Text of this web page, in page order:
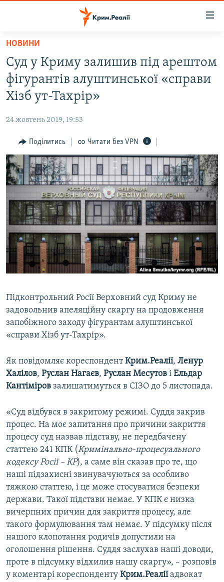
Перейти
основного
матеріалу
Перейти
до
основної
Перейти
до
пошуку
ВОДА.КРИМ
ВІДЕО ТА ФОТО
БЛОГИ
ПОГЛЯД
ІНТЕРВ'Ю
ВСЕ ЗА ДЕНЬ
СПЕЦПРОЕКТИ
ДЕПОРТАЦІЯ
ВІДЕОУРОКИ «ELIFBE»
СВІДЧЕННЯ ОКУПАЦІЇ
УКРАЇНСЬКА ПРОБЛЕМА КРИМУ
ЯК ОБІЙТИ БЛОКУВАННЯ
Русский
Qırımtatar
Усі сайти RFE/RL
НОВИНИ
Суд у Криму залишив під арештом
фігурантів алуштинської «справи
Хізб ут-Тахрір»
24 жовтень 2019, 19:53
Поділитись Читати без VPN
Підконтрольний Росії Верховний суд Криму не
задовольнив апеляційну скаргу на продовження
запобіжного заходу фігурантам алуштинської
«справи Хізб ут-Тахрір».
Як повідомляє кореспондентКрим.Реалії, Ленур
Халілов, Руслан Нагаєв, Руслан Месутов і Ельдар
Кантіміров залишатимуться в СІЗО до 5 листопада.
«Суд відбувся в закритому режимі. Суддя закрив
процес. На моє запитання про причини закриття
процесу суд назвав підставу, не передбачену
статтею 241 КПК (Кримінально-процесуального
кодексу Росії – КР), а саме він сказав про те, що
наші підзахисні звинувачуються за особливо
тяжкою статтею, і це може стосуватися безпеки
держави. Такої підстави немає. У КПК є низка
вичерпних причин для закриття процесу, але
такого формулювання там немає. У підсумку після
нашого клопотання родичів допустили на
оголошення рішення. Суддя заслухав наші доводи,
проте в підсумку відхилив нашу скаргу», – розповів
у коментарі кореспонденту Крим.Реаліїадвокат